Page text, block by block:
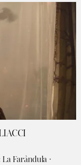
La Faràndula ·